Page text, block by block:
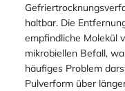
haltbar. Die
empfindliche Molekül
mikrobiellen Befall,
häufiges Problem
Pulverform über